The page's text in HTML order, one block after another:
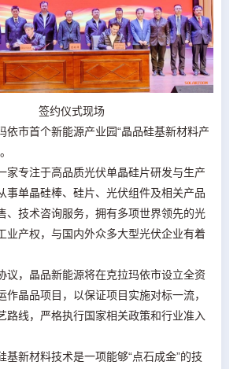
签约仪式现场
依市首个新能源产业园“晶品硅基新材料产
家专注于高品质光伏单晶硅片研发与生产
事单晶硅棒、硅片、光伏组件及相关产品
、技术咨询服务，拥有多项世界领先的光
业产权，与国内外众多大型光伏企业有着
议，晶品新能源将在克拉玛依市设立全资
作晶品项目，以保证项目实施对标一流，
路线，严格执行国家相关政策和行业准入
基新材料技术是一项能够“点石成金”的技